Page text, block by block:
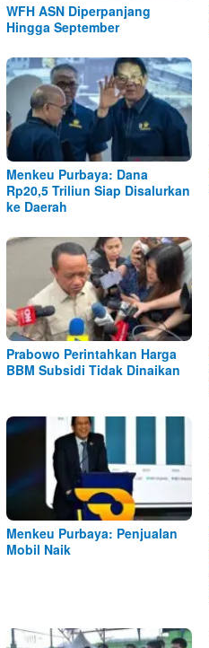
WFH ASN Diperpanjang
Hingga September
Menkeu Purbaya: Dana
Rp20,5 Triliun Siap Disalurkan
ke Daerah
Prabowo Perintahkan Harga
BBM Subsidi Tidak Dinaikan
Menkeu Purbaya: Penjualan
Mobil Naik